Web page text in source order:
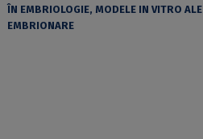
ÎN EMBRIOLOGIE, MODELE IN VITRO
EMBRIONARE